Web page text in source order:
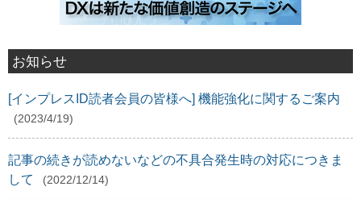
お知らせ
[インプレスID読者会員の皆様へ] 機能強化に関するご案内
(2023/4/19)
記事の続きが読めないなどの不具合発生時の対応につきま
して
(2022/12/14)